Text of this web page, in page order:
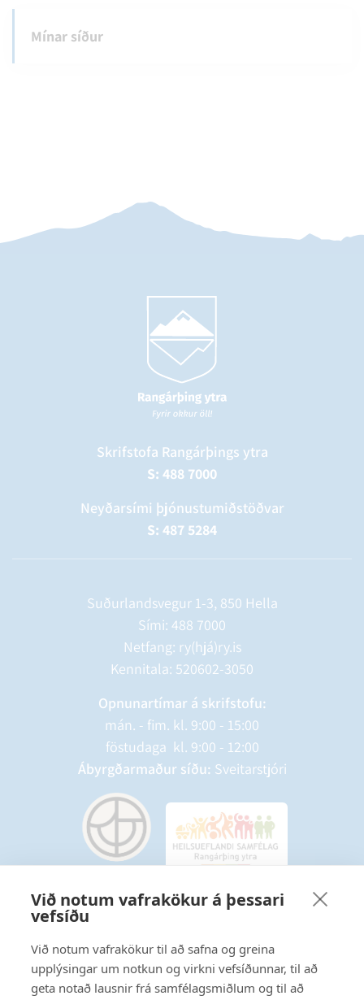
Við notum vafrakökur á þessari
vefsíðu
Við notum vafrakökur til að safna og greina
upplýsingar um notkun og virkni vefsíðunnar, til að
geta notað lausnir frá samfélagsmiðlum og til að
Mínar síður
Skrifstofa Rangárþings ytra
S: 488 7000
Neyðarsími þjónustumiðstöðvar
S: 487 5284
Suðurlandsvegur 1-3, 850 Hella
Sími: 488 7000
Netfang: ry(hjá)ry.is
Kennitala: 520602-3050
Opnunartímar á skrifstofu:
mán. - fim. kl. 9:00 - 15:00
föstudaga kl. 9:00 - 12:00
Ábyrgðarmaður síðu: Sveitarstjóri
Starfsmannavefur
Hafðu samband
Ritstjórnarstefna